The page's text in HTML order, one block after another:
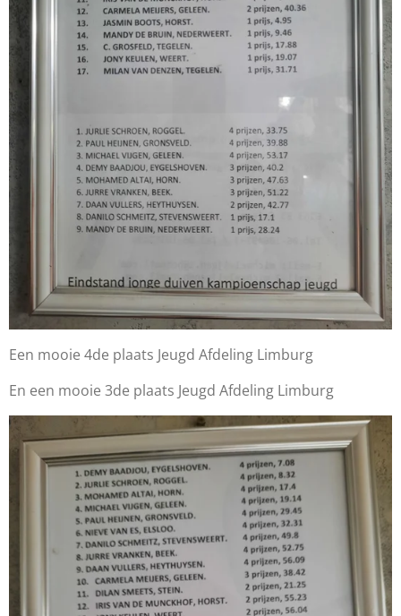
Een mooie 4de plaats Jeugd Afdeling Limburg
En een mooie 3de plaats Jeugd Afdeling Limburg